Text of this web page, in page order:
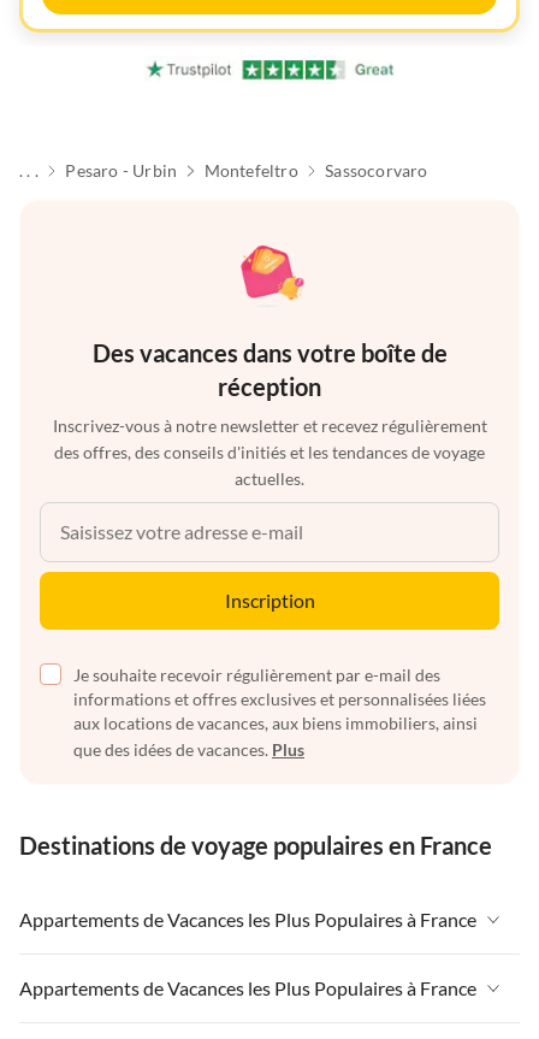
. . . Pesaro - Urbin Montefeltro Sassocorvaro
Des vacances dans votre boîte de
réception
Inscrivez-vous à notre newsletter et recevez régulièrement
des offres, des conseils d'initiés et les tendances de voyage
actuelles.
Inscription
Je souhaite recevoir régulièrement par e-mail des
informations et offres exclusives et personnalisées liées
aux locations de vacances, aux biens immobiliers, ainsi
que des idées de vacances. Plus
Destinations de voyage populaires en France
Appartements de Vacances les Plus Populaires à France
Appartements de Vacances à France
Appartements de Vacances à Paris-Ile de France
Appartements de Vacances les Plus Populaires à France